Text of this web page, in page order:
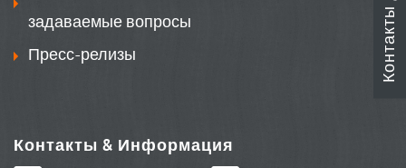
задаваемые вопросы
Пресс-релизы
Контакты & Информация
Контакты